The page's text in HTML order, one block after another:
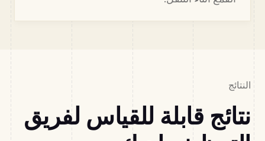
النتائج
نتائج قابلة للقياس لفريق